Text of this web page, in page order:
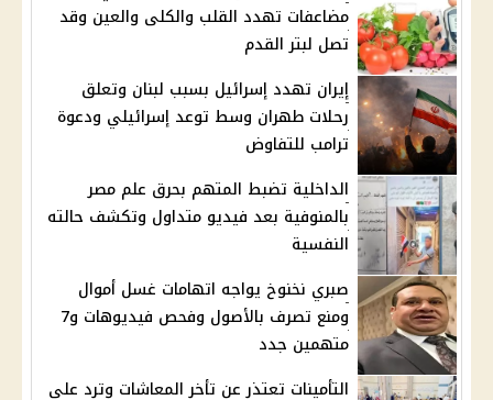
مضاعفات تهدد القلب والكلى والعين وقد
تصل لبتر القدم
إيران تهدد إسرائيل بسبب لبنان وتعلق
رحلات طهران وسط توعد إسرائيلي ودعوة
ترامب للتفاوض
الداخلية تضبط المتهم بحرق علم مصر
بالمنوفية بعد فيديو متداول وتكشف حالته
النفسية
صبري نخنوخ يواجه اتهامات غسل أموال
ومنع تصرف بالأصول وفحص فيديوهات و7
متهمين جدد
التأمينات تعتذر عن تأخر المعاشات وترد على